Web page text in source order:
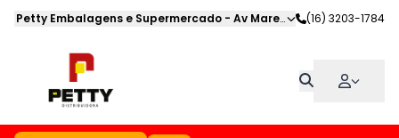
Petty Embalagens e Supermercado - Av Marechal Deodoro,
(16) 3203-1784